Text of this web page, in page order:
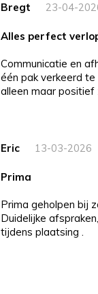
Bregt 23-04-
alles perfect
Communicatie en
één pak verkeerd
alleen maar positief
Eric 13-03-2026
prima
Prima geholpen bij
Duidelijke
tijdens plaatsing .